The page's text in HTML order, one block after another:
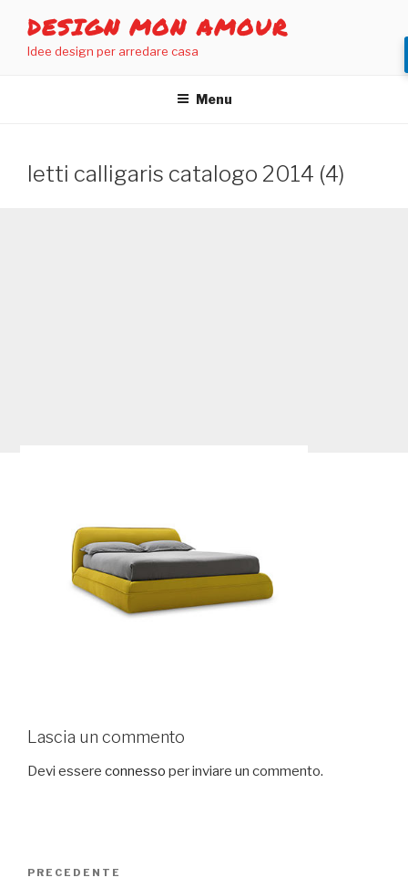
contenuto
DESIGN MON AMOUR
Idee design per arredare casa
Menu
letti calligaris catalogo 2014 (4)
Lascia un commento
Devi essere connesso per inviare un commento.
Navigazione
Articolo
PRECEDENTE